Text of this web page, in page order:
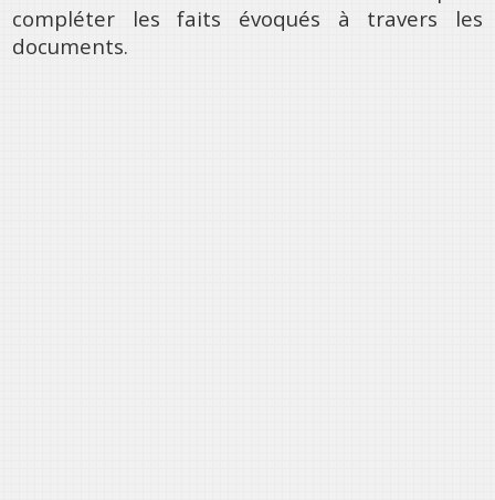
compléter les faits évoqués à travers les
documents.